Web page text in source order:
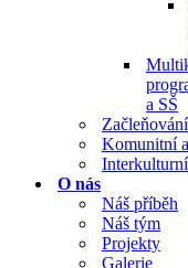
a SŠ
Komunitní
O nás
Náš příběh
Náš tým
Projekty
Galerie